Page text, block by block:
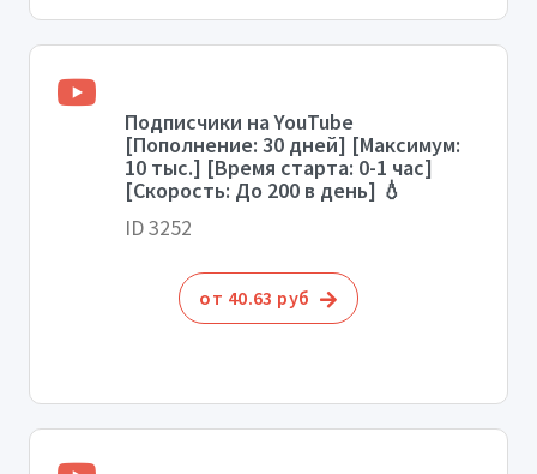
Подписчики на YouTube
[Пополнение: 30 дней] [Максимум:
10 тыс.] [Время старта: 0-1 час]
[Скорость: До 200 в день] 💧
ID 3252
от 40.63 руб